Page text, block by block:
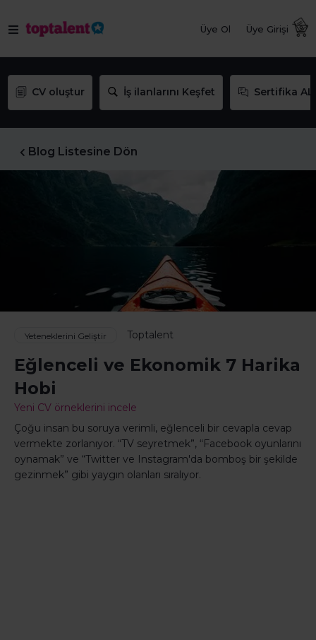
Üye Ol Üye Girişi
CV oluştur İş ilanlarını Keşfet Sertifika AL
Blog Listesine Dön
Yeteneklerini Geliştir Toptalent
Eğlenceli ve Ekonomik 7 Harika
Hobi
Yeni CV örneklerini incele
Çoğu insan bu soruya verimli, eğlenceli bir cevapla cevap
vermekte zorlanıyor. “TV seyretmek”, “Facebook oyunlarını
oynamak” ve “Twitter ve Instagram'da bomboş bir şekilde
gezinmek” gibi yaygın olanları sıralıyor.